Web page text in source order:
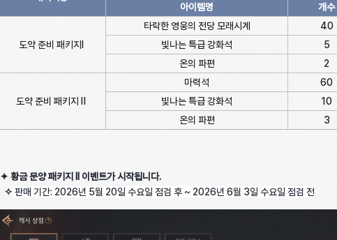
아이템명
개수
도약 준비 패키지Ⅰ
타락한 영웅의 전당 모래시계
40
빛나는 특급 강화석
5
온의 파편
2
도약 준비 패키지 Ⅱ
마력석
60
빛나는 특급 강화석
10
온의 파편
3
✦ 황금 문양 패키지 II 이벤트가 시작됩니다.
✧ 판매 기간: 2026년 5월 20일 수요일 점검 후 ~ 2026년 6월 3일 수요일 점검 전